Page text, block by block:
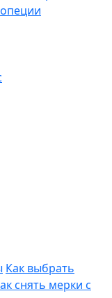
Как выбрать
снять мерки с